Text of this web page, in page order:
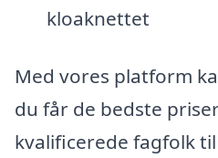
kloaknettet
Med vores platform
du får de bedste
kvalificerede fagfolk